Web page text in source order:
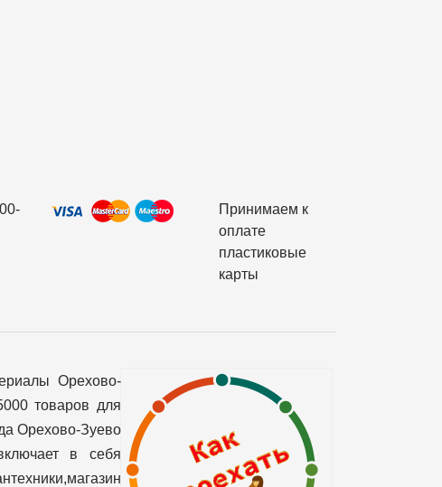
Принимаем к
оплате
пластиковые
карты
Орехово-
товаров для
Орехово-Зуево
в себя